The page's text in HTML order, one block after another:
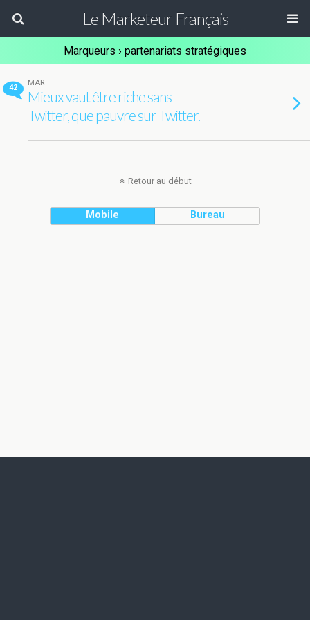
Le Marketeur Français
Marqueurs › partenariats stratégiques
42
MAR
Mieux vaut être riche sans
Twitter, que pauvre sur Twitter.
Retour au début
Mobile Bureau